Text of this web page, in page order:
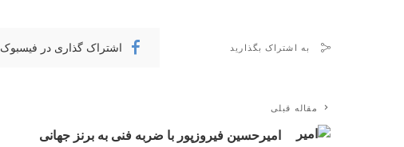
به اشتراک بگذارید اشتراک گذاری در فیسبوک
مقاله قبلی
امیرحسین فیروزپور با ضربه فنی به برنز جهانی